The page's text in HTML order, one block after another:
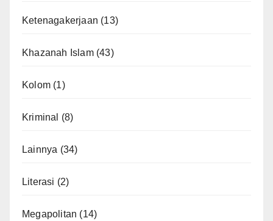
Ketenagakerjaan (13)
Khazanah Islam(43)
Kolom (1)
Kriminal (8)
Lainnya (34)
Literasi (2)
Megapolitan (14)